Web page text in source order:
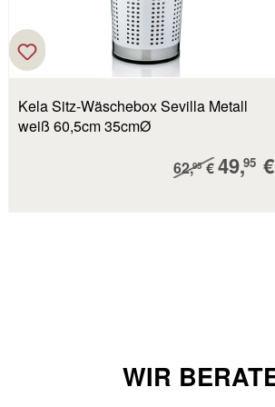
Kela Sitz-Wäschebox Sevilla Metall
weiß 60,5cm 35cmØ
Regulärer Preis:
62,95€49,95 €
WIR